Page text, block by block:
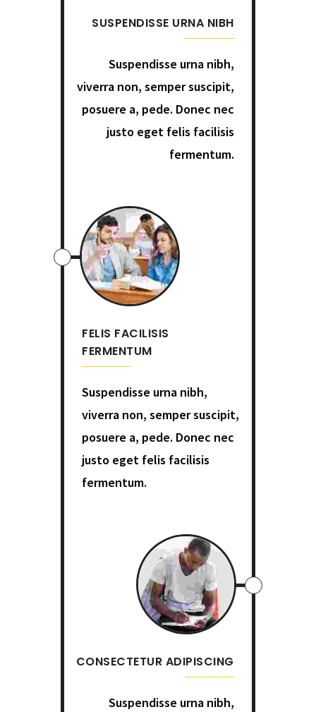
SUSPENDISSE URNA NIBH
Suspendisse urna nibh,
viverra non, semper suscipit,
posuere a, pede. Donec nec
justo eget felis facilisis
fermentum.
FELIS FACILISIS
FERMENTUM
Suspendisse urna nibh,
viverra non, semper suscipit,
posuere a, pede. Donec nec
justo eget felis facilisis
fermentum.
CONSECTETUR ADIPISCING
Suspendisse urna nibh,